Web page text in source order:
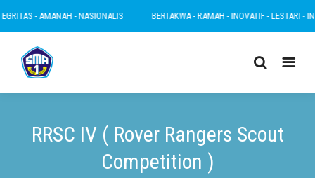
AMANAH - NASIONALIS BERTAKWA - RAMAH - INOVATIF - LESTARI -
RRSC IV ( Rover Rangers Scout
Competition )